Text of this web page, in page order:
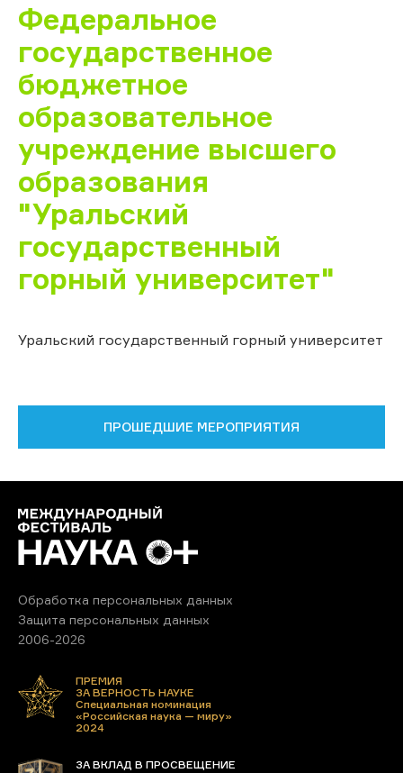
Федеральное
государственное
бюджетное
образовательное
учреждение высшего
образования
"Уральский
государственный
горный университет"
Уральский государственный горный университет
ПРОШЕДШИЕ МЕРОПРИЯТИЯ
Обработка персональных данных
Защита персональных данных
2006-2026
ПРЕМИЯ
ЗА ВЕРНОСТЬ НАУКЕ
Специальная номинация
«Российская наука — миру»
2024
ЗА ВКЛАД В ПРОСВЕЩЕНИЕ